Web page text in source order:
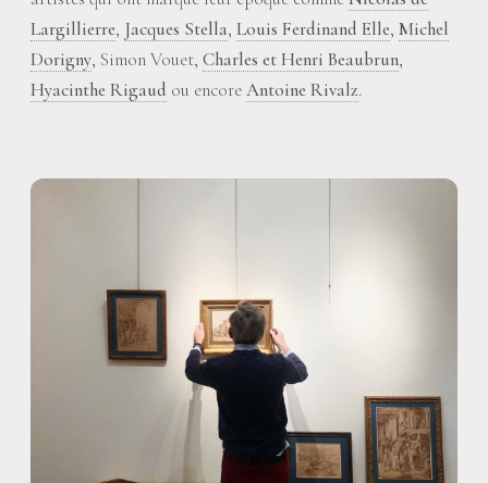
Largillierre, Jacques Stella, Louis Ferdinand Elle, Michel
Dorigny, Simon Vouet, Charles et Henri Beaubrun,
Hyacinthe Rigaud ou encoreAntoine Rivalz.